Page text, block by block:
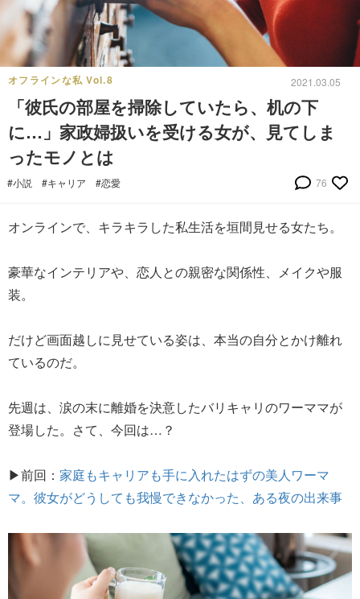
オフラインな私 Vol.8 2021.03.05
「彼氏の部屋を掃除していたら、机の下
に…」家政婦扱いを受ける女が、見てしま
ったモノとは
#小説 #キャリア #恋愛 76
オンラインで、キラキラした私生活を垣間見せる女たち。
豪華なインテリアや、恋人との親密な関係性、メイクや服
装。
だけど画面越しに見せている姿は、本当の自分とかけ離れ
ているのだ。
先週は、涙の末に離婚を決意したバリキャリのワーママが
登場した。さて、今回は…？
▶前回： 家庭もキャリアも手に入れたはずの美人ワーマ
マ。彼女がどうしても我慢できなかった、ある夜の出来事